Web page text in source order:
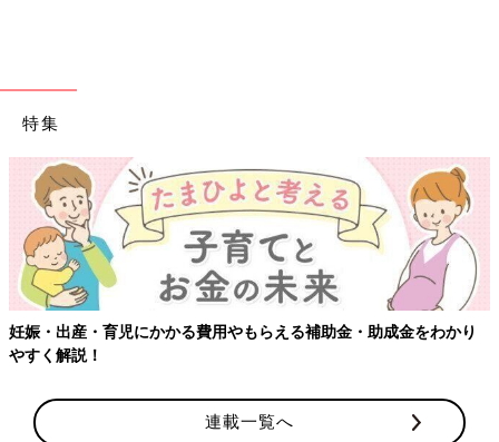
特集
妊娠・出産・育児にかかる費用やもらえる補助金・助成金をわかり
やすく解説！
連載一覧へ